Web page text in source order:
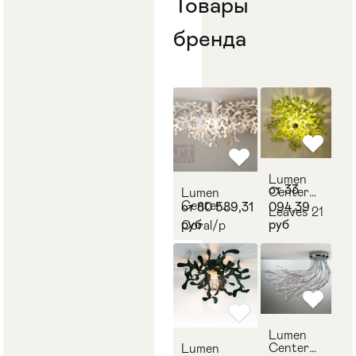
бренда
Lumen
Center
Italia
Coral/p
от 80 589,31
руб
Lumen
Center
Italia
Leaves 21
от 33
094,39
руб
Lumen
Lumen
Center